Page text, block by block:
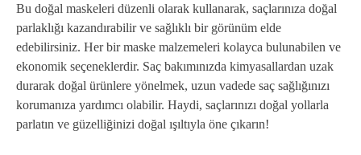
Bu doğal maskeleri düzenli olarak kullanarak, saçlarınıza doğal
parlaklığı kazandırabilir ve sağlıklı bir görünüm elde
edebilirsiniz. Her bir maske malzemeleri kolayca bulunabilen ve
ekonomik seçeneklerdir. Saç bakımınızda kimyasallardan uzak
durarak doğal ürünlere yönelmek, uzun vadede saç sağlığınızı
korumanıza yardımcı olabilir. Haydi, saçlarınızı doğal yollarla
parlatın ve güzelliğinizi doğal ışıltıyla öne çıkarın!